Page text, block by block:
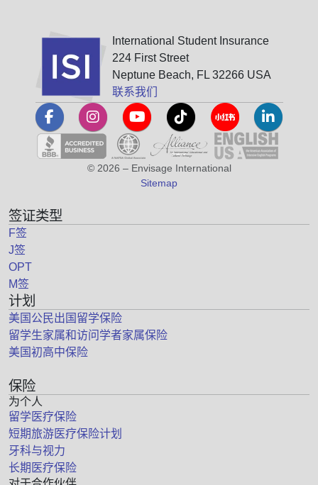
International Student Insurance
224 First Street
Neptune Beach, FL 32266 USA
联系我们
© 2026 – Envisage International
Sitemap
签证类型
F签
J签
OPT
M签
计划
美国公民出国留学保险
留学生家属和访问学者家属保险
美国初高中保险
保险
为个人
留学医疗保险
短期旅游医疗保险计划
牙科与视力
长期医疗保险